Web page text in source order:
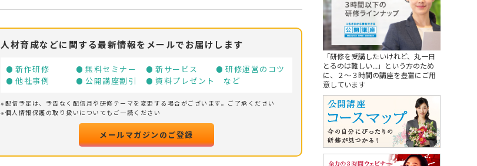
人材育成などに関する最新情報をメールでお届けします
新作研修 無料セミナー 新サービス
研修運営のコツ
他社事例
公開講座割引 資料プレゼント など
※配信予定は、予告なく配信月や研修テーマを変更する場合がございます。ご了承ください
※個人情報保護の取り扱いについてもご一読ください
メールマガジンのご登録
「研修を受講したいけれど、丸一日
とるのは難しい...」という方のため
に、２～３時間の講座を豊富にご用
意しています